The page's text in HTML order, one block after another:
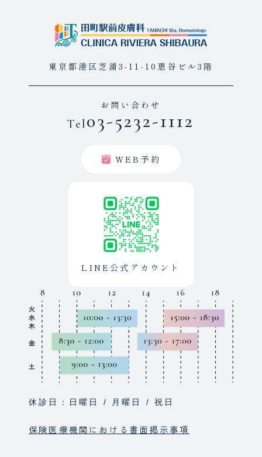
お問い合わせ
Tel03-5232-1112
WEB予約
LINE公式アカウント
東京都港区芝浦3-11-10恵谷ビル3階
休診日：日曜日 / 月曜日 / 祝日
保険医療機関における書面掲示事項